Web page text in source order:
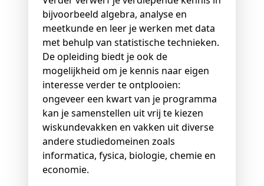
bijvoorbeeld algebra, analyse en
meetkunde en leer je werken met data
met behulp van statistische technieken.
De opleiding biedt je ook de
mogelijkheid om je kennis naar eigen
interesse verder te ontplooien:
ongeveer een kwart van je programma
kan je samenstellen uit vrij te kiezen
wiskundevakken en vakken uit diverse
andere studiedomeinen zoals
informatica, fysica, biologie, chemie en
economie.